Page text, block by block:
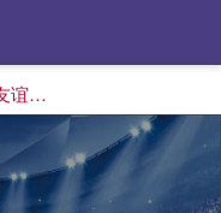
球会友谊直播